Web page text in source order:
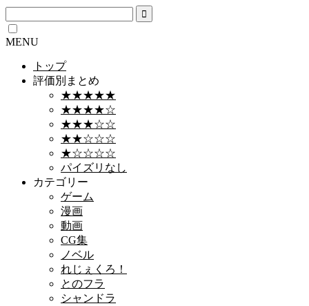
MENU
トップ
評価別まとめ
★★★★★
★★★★☆
★★★☆☆
★★☆☆☆
★☆☆☆☆
パイズリなし
カテゴリー
ゲーム
漫画
動画
CG集
ノベル
れじぇくろ！
とのフラ
シャンドラ